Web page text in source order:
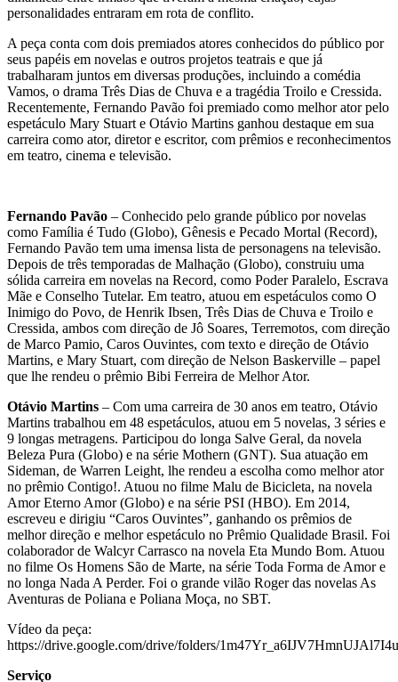
personalidades entraram em rota de conflito.
A peça conta com dois premiados atores conhecidos do público por
seus papéis em novelas e outros projetos teatrais e que já
trabalharam juntos em diversas produções, incluindo a comédia
Vamos, o drama Três Dias de Chuva e a tragédia Troilo e Cressida.
Recentemente, Fernando Pavão foi premiado como melhor ator pelo
espetáculo Mary Stuart e Otávio Martins ganhou destaque em sua
carreira como ator, diretor e escritor, com prêmios e reconhecimentos
em teatro, cinema e televisão.
Fernando Pavão – Conhecido pelo grande público por novelas
como Família é Tudo (Globo), Gênesis e Pecado Mortal (Record),
Fernando Pavão tem uma imensa lista de personagens na televisão.
Depois de três temporadas de Malhação (Globo), construiu uma
sólida carreira em novelas na Record, como Poder Paralelo, Escrava
Mãe e Conselho Tutelar. Em teatro, atuou em espetáculos como O
Inimigo do Povo, de Henrik Ibsen, Três Dias de Chuva e Troilo e
Cressida, ambos com direção de Jô Soares, Terremotos, com direção
de Marco Pamio, Caros Ouvintes, com texto e direção de Otávio
Martins, e Mary Stuart, com direção de Nelson Baskerville – papel
que lhe rendeu o prêmio Bibi Ferreira de Melhor Ator.
Otávio Martins – Com uma carreira de 30 anos em teatro, Otávio
Martins trabalhou em 48 espetáculos, atuou em 5 novelas, 3 séries e
9 longas metragens. Participou do longa Salve Geral, da novela
Beleza Pura (Globo) e na série Mothern (GNT). Sua atuação em
Sideman, de Warren Leight, lhe rendeu a escolha como melhor ator
no prêmio Contigo!. Atuou no filme Malu de Bicicleta, na novela
Amor Eterno Amor (Globo) e na série PSI (HBO). Em 2014,
escreveu e dirigiu “Caros Ouvintes”, ganhando os prêmios de
melhor direção e melhor espetáculo no Prêmio Qualidade Brasil. Foi
colaborador de Walcyr Carrasco na novela Eta Mundo Bom. Atuou
no filme Os Homens São de Marte, na série Toda Forma de Amor e
no longa Nada A Perder. Foi o grande vilão Roger das novelas As
Aventuras de Poliana e Poliana Moça, no SBT.
Vídeo da peça:
https://drive.google.com/drive/folders/
Serviço